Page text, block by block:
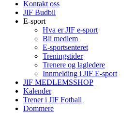
Kontakt oss
JIF Budbil
E-sport
Hva er JIF e-sport
Bli medlem
E-sportsenteret
Treningstider
Trenere og lagledere
Innmelding i JIF E-sport
JIF MEDLEMSSHOP
Kalender
Trener i JIF Fotball
Dommere